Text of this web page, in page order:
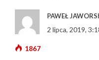
PAWEŁ
2 lipca, 2019,
1867